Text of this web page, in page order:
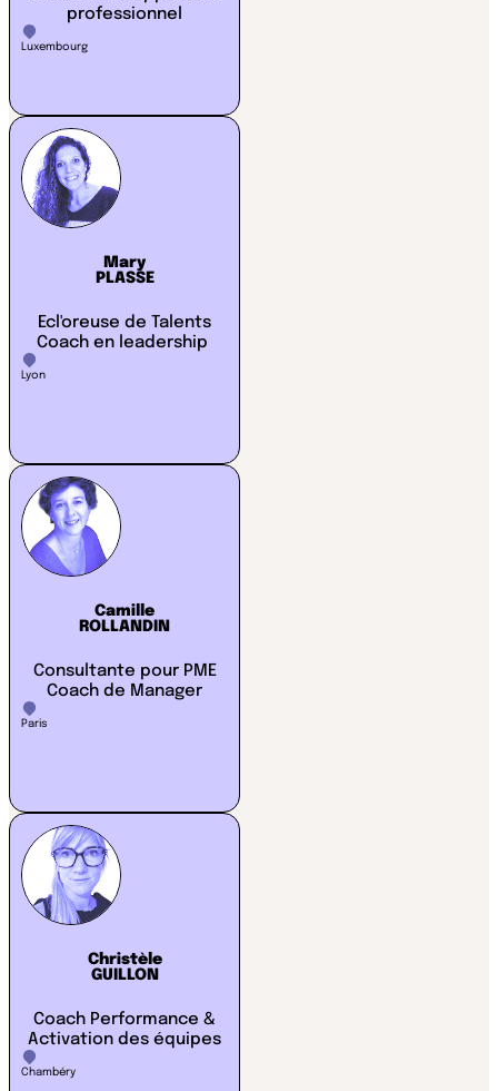
professionnel
Luxembourg
Mary
PLASSE
Ecl'oreuse de Talents
Coach en leadership
Lyon
Camille
ROLLANDIN
Consultante pour PME
Coach de Manager
Paris
Christèle
GUILLON
Coach Performance &
Activation des équipes
Chambéry